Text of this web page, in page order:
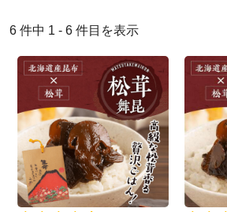
6 件中 1 - 6 件目を表示